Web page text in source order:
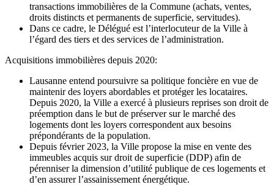
transactions immobilières de la Commune (achats, ventes,
droits distincts et permanents de superficie, servitudes).
Dans ce cadre, le Délégué est l’interlocuteur de la Ville à
l’égard des tiers et des services de l’administration.
Acquisitions immobilières depuis 2020:
Lausanne entend poursuivre sa politique foncière en vue de
maintenir des loyers abordables et protéger les locataires.
Depuis 2020, la Ville a exercé à plusieurs reprises son droit de
préemption dans le but de préserver sur le marché des
logements dont les loyers correspondent aux besoins
prépondérants de la population.
Depuis février 2023, la Ville propose la mise en vente des
immeubles acquis sur droit de superficie (DDP) afin de
pérenniser la dimension d’utilité publique de ces logements et
d’en assurer l’assainissement énergétique.